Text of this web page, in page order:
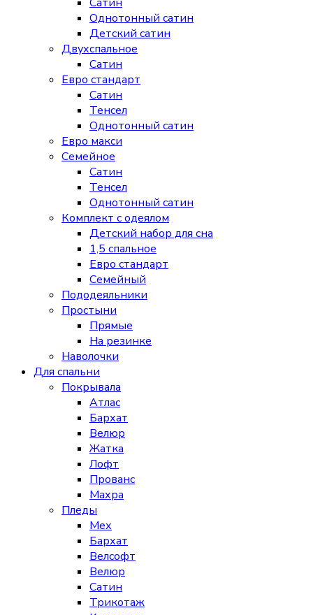
Однотонный сатин
Детский сатин
Двухспальное
Сатин
Евро стандарт
Сатин
Тенсел
Однотонный сатин
Евро макси
Семейное
Сатин
Тенсел
Однотонный сатин
Комплект с одеялом
Детский набор для сна
1,5 спальное
Евро стандарт
Семейный
Пододеяльники
Простыни
Прямые
На резинке
Наволочки
Для спальни
Покрывала
Атлас
Бархат
Велюр
Жатка
Лофт
Прованс
Махра
Пледы
Мех
Бархат
Велсофт
Велюр
Сатин
Трикотаж